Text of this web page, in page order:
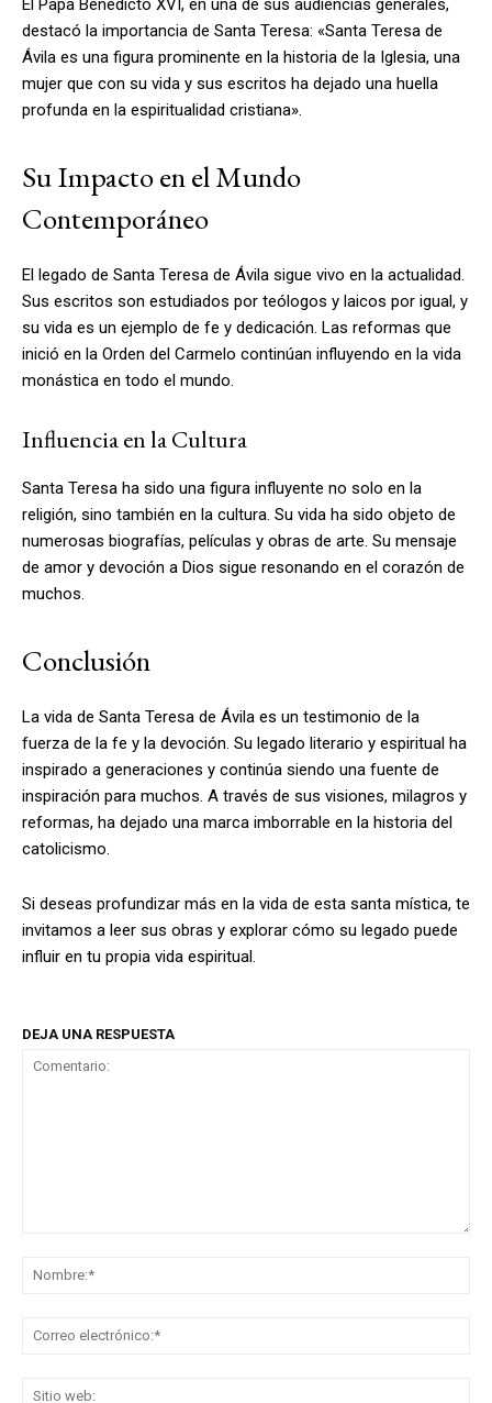
destacó la importancia de Santa Teresa: «Santa Teresa de
Ávila es una figura prominente en la historia de la Iglesia, una
mujer que con su vida y sus escritos ha dejado una huella
profunda en la espiritualidad cristiana».
Su Impacto en el Mundo
Contemporáneo
El legado de Santa Teresa de Ávila sigue vivo en la actualidad.
Sus escritos son estudiados por teólogos y laicos por igual, y
su vida es un ejemplo de fe y dedicación. Las reformas que
inició en la Orden del Carmelo continúan influyendo en la vida
monástica en todo el mundo.
Influencia en la Cultura
Santa Teresa ha sido una figura influyente no solo en la
religión, sino también en la cultura. Su vida ha sido objeto de
numerosas biografías, películas y obras de arte. Su mensaje
de amor y devoción a Dios sigue resonando en el corazón de
muchos.
Conclusión
La vida de Santa Teresa de Ávila es un testimonio de la
fuerza de la fe y la devoción. Su legado literario y espiritual ha
inspirado a generaciones y continúa siendo una fuente de
inspiración para muchos. A través de sus visiones, milagros y
reformas, ha dejado una marca imborrable en la historia del
catolicismo.
Si deseas profundizar más en la vida de esta santa mística, te
invitamos a leer sus obras y explorar cómo su legado puede
influir en tu propia vida espiritual.
DEJA UNA RESPUESTA